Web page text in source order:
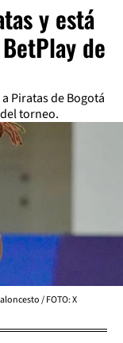
y está
de
Piratas de Bogotá
torneo.
/ FOTO: X